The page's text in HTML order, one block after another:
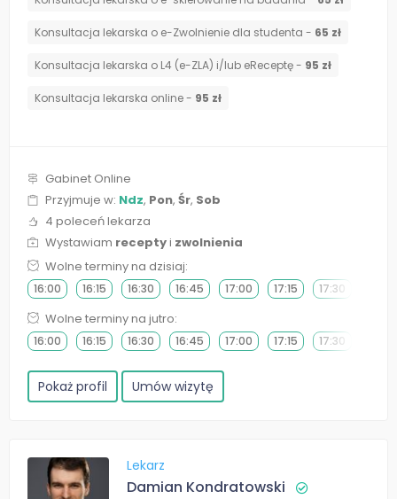
Konsultacja lekarska o e-Zwolnienie dla studenta - 65 zł
Konsultacja lekarska o L4 (e-ZLA) i/lub eReceptę - 95 zł
Konsultacja lekarska online - 95 zł
Gabinet Online
Przyjmuje w: Ndz, Pon, Śr, Sob
4 poleceń lekarza
Wystawiam receptyi zwolnienia
Wolne terminy na dzisiaj:
16:00 16:15 16:30 16:45 17:00 17:15 17:30
Wolne terminy na jutro:
16:00 16:15 16:30 16:45 17:00 17:15 17:30
Pokaż profil Umów wizytę
Lekarz
Damian Kondratowski